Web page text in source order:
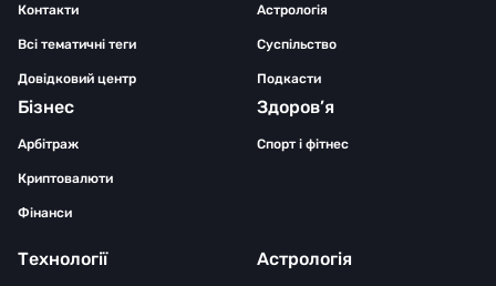
Контакти
Всі тематичні теги
Довідковий центр
Астрологія
Суспільство
Подкасти
Бізнес
Арбітраж
Криптовалюти
Фінанси
Здоров’я
Спорт і фітнес
Технології Астрологія